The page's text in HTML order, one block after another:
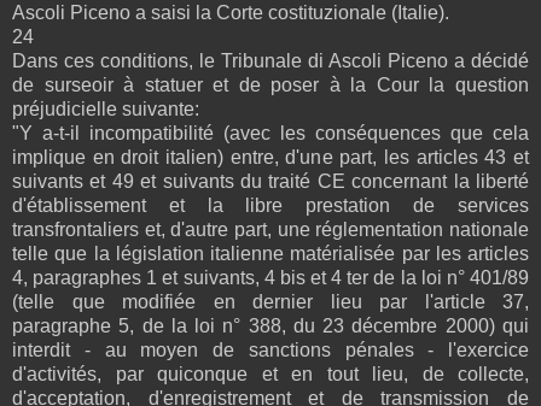
Ascoli Piceno a saisi la Corte costituzionale (Italie).
24
Dans ces conditions, le Tribunale di Ascoli Piceno a décidé
de surseoir à statuer et de poser à la Cour la question
préjudicielle suivante:
"Y a-t-il incompatibilité (avec les conséquences que cela
implique en droit italien) entre, d'une part, les articles 43 et
suivants et 49 et suivants du traité CE concernant la liberté
d'établissement et la libre prestation de services
transfrontaliers et, d'autre part, une réglementation nationale
telle que la législation italienne matérialisée par les articles
4, paragraphes 1 et suivants, 4 bis et 4 ter de la loi n° 401/89
(telle que modifiée en dernier lieu par l'article 37,
paragraphe 5, de la loi n° 388, du 23 décembre 2000) qui
interdit - au moyen de sanctions pénales - l'exercice
d'activités, par quiconque et en tout lieu, de collecte,
d'acceptation, d'enregistrement et de transmission de